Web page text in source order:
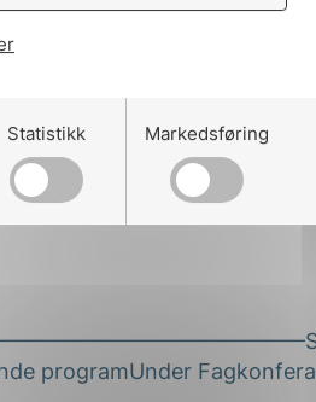
Statistikk Markedsføring
du
programUnder